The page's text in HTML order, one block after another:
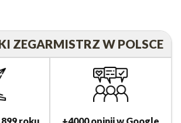
ZEGARMISTRZ W POLSCE